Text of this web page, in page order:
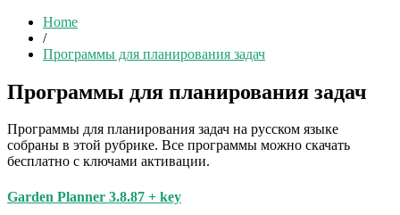
Home
/
Программы для планирования задач
Программы для планирования задач
Программы для планирования задач на русском языке
собраны в этой рубрике. Все программы можно скачать
бесплатно с ключами активации.
Garden Planner 3.8.87 + key